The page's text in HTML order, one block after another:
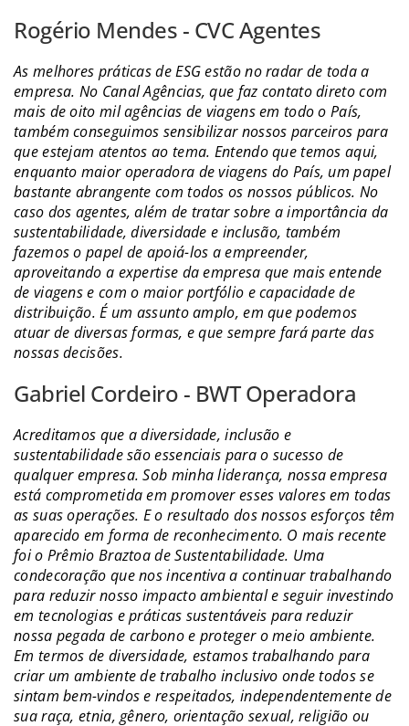
Rogério Mendes - CVC Agentes
As melhores práticas de ESG estão no radar de toda a
empresa. No Canal Agências, que faz contato direto com
mais de oito mil agências de viagens em todo o País,
também conseguimos sensibilizar nossos parceiros para
que estejam atentos ao tema. Entendo que temos aqui,
enquanto maior operadora de viagens do País, um papel
bastante abrangente com todos os nossos públicos. No
caso dos agentes, além de tratar sobre a importância da
sustentabilidade, diversidade e inclusão, também
fazemos o papel de apoiá-los a empreender,
aproveitando a expertise da empresa que mais entende
de viagens e com o maior portfólio e capacidade de
distribuição. É um assunto amplo, em que podemos
atuar de diversas formas, e que sempre fará parte das
nossas decisões.
Gabriel Cordeiro - BWT Operadora
Acreditamos que a diversidade, inclusão e
sustentabilidade são essenciais para o sucesso de
qualquer empresa. Sob minha liderança, nossa empresa
está comprometida em promover esses valores em todas
as suas operações. E o resultado dos nossos esforços têm
aparecido em forma de reconhecimento. O mais recente
foi o Prêmio Braztoa de Sustentabilidade. Uma
condecoração que nos incentiva a continuar trabalhando
para reduzir nosso impacto ambiental e seguir investindo
em tecnologias e práticas sustentáveis para reduzir
nossa pegada de carbono e proteger o meio ambiente.
Em termos de diversidade, estamos trabalhando para
criar um ambiente de trabalho inclusivo onde todos se
sintam bem-vindos e respeitados, independentemente de
sua raça, etnia, gênero, orientação sexual, religião ou